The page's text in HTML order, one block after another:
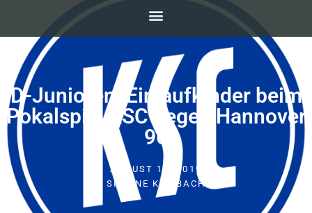
D-Junioren: Einlaufkinder beim
Pokalspiel KSC gegen Hannover
96
AUGUST 19, 2019
SIMONE KEILBACH